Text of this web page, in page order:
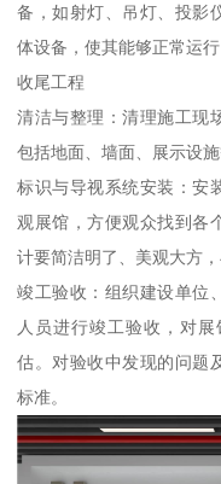
备，如射灯、吊灯、投影
体设备，使其能够正常运
收尾工程
清洁与整理：清理施工现
包括地面、墙面、展示设
标识与导视系统安装：安
观展馆，方便观众找到各
计要简洁明了、美观大方
竣工验收：组织建设单位
人员进行竣工验收，对
估。对验收中发现的问题
标准。